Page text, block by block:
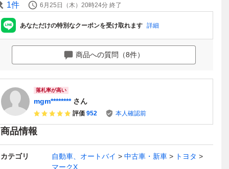
1件 6月25日（木）20時24分 終了
あなただけの特別なクーポンを受け取れます 詳細
商品への質問（8件）
落札率が高い
mgm******** さん
評価 952 本人確認前
商品情報
カテゴリ 自動車、オートバイ 中古車・新車
トヨタ
マークX